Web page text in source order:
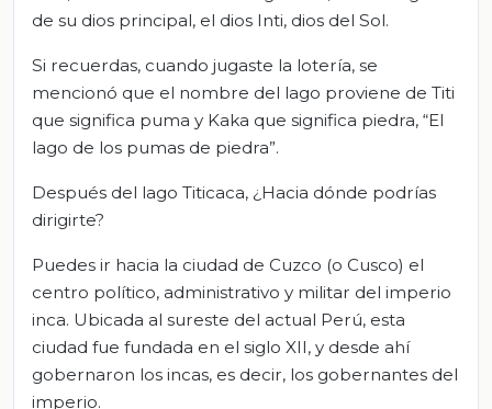
de su dios principal, el dios Inti, dios del Sol.
Si recuerdas, cuando jugaste la lotería, se
mencionó que el nombre del lago proviene de Titi
que significa puma y Kaka que significa piedra, “El
lago de los pumas de piedra”.
Después del lago Titicaca, ¿Hacia dónde podrías
dirigirte?
Puedes ir hacia la ciudad de Cuzco (o Cusco) el
centro político, administrativo y militar del imperio
inca. Ubicada al sureste del actual Perú, esta
ciudad fue fundada en el siglo XII, y desde ahí
gobernaron los incas, es decir, los gobernantes del
imperio.